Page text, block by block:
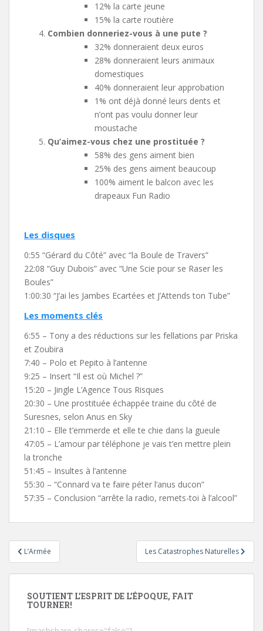
12% la carte jeune
15% la carte routière
Combien donneriez-vous à une pute ?
32% donneraient deux euros
28% donneraient leurs animaux
domestiques
40% donneraient leur approbation
1% ont déjà donné leurs dents et
n’ont pas voulu donner leur
moustache
Qu’aimez-vous chez une prostituée ?
58% des gens aiment bien
25% des gens aiment beaucoup
100% aiment le balcon avec les
drapeaux Fun Radio
Les disques
0:55 “Gérard du Côté” avec “la Boule de Travers”
22:08 “Guy Dubois” avec “Une Scie pour se Raser les
Boules”
1:00:30 “J’ai les Jambes Ecartées et J’Attends ton Tube”
Les moments clés
6:55 – Tony a des réductions sur les fellations par Priska
et Zoubira
7:40 – Polo et Pepito à l’antenne
9:25 – Insert “Il est où Michel ?”
15:20 – Jingle L’Agence Tous Risques
20:30 – Une prostituée échappée traine du côté de
Suresnes, selon Anus en Sky
21:10 – Elle t’emmerde et elle te chie dans la gueule
47:05 – L’amour par téléphone je vais t’en mettre plein
la tronche
51:45 – Insultes à l’antenne
55:30 – “Connard va te faire péter l’anus ducon”
57:35 – Conclusion “arrête la radio, remets-toi à l’alcool”
Navigation
de
l’article
L’Armée Les Catastrophes Naturelles
SOUTIENT L’ESPRIT DE L’ÉPOQUE, FAIT
TOURNER!